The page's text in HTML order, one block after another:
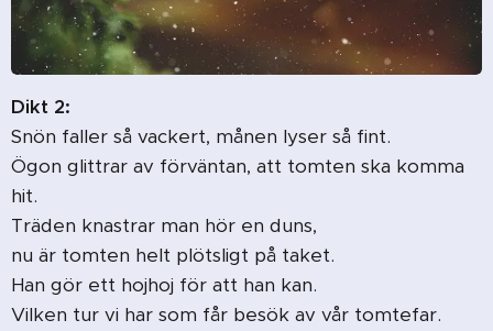
Dikt 2:
Snön faller så vackert, månen lyser så fint.
Ögon glittrar av förväntan, att tomten ska komma
hit.
Träden knastrar man hör en duns,
nu är tomten helt plötsligt på taket.
Han gör ett hojhoj för att han kan.
Vilken tur vi har som får besök av vår tomtefar.